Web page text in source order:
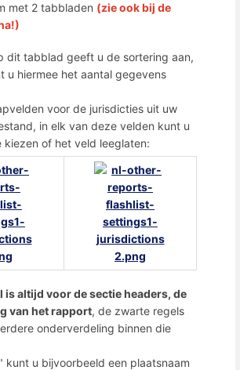
met 2 tabbladen (zie ook bij de
dit tabblad geeft u de sortering aan,
u hiermee het aantal gegevens
voor de jurisdicties uit uw
in elk van deze velden kunt u
kiezen of het veld leeglaten:
is altijd voor de sectie headers, de
van het rapport, de zwarte regels
onderverdeling binnen die
" kunt u bijvoorbeeld een plaatsnaam